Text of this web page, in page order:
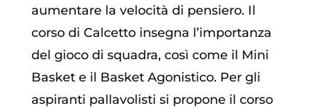
aumentare la velocità di pensiero. Il
corso di Calcetto insegna l’importanza
del gioco di squadra, così come il Mini
Basket e il Basket Agonistico. Per gli
aspiranti pallavolisti si propone il corso